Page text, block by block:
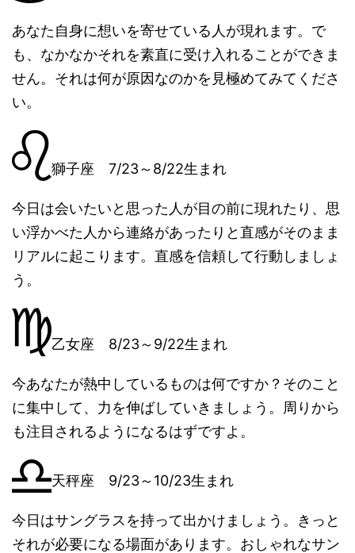
あなた自身に想いを寄せている人が現れます。で
も、なかなかそれを素直に受け入れることができま
せん。それは何が原因なのかを見極めてみてくださ
い。
獅子座 7/23～8/22生まれ
今日は会いたいと思った人が目の前に現れたり、思
い浮かべた人から連絡があったりと直感がそのまま
リアルに起こります。直感を信頼して行動しましょ
う。
乙女座 8/23～9/22生まれ
今あなたが熱中しているものは何ですか？そのこと
に集中して、力を伸ばしていきましょう。周りから
も注目されるようになるはずですよ。
天秤座 9/23～10/23生まれ
今日はサングラスを持って出かけましょう。きっと
それが必要になる場面があります。おしゃれなサン